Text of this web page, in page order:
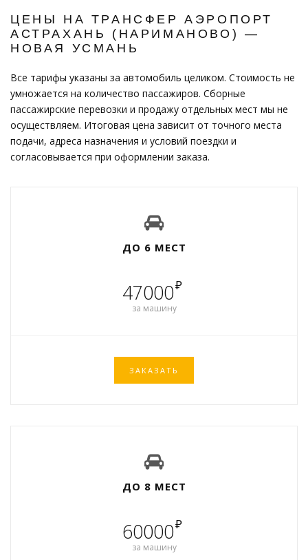
ЦЕНЫ НА ТРАНСФЕР АЭРОПОРТ
АСТРАХАНЬ (НАРИМАНОВО) —
НОВАЯ УСМАНЬ
Все тарифы указаны за автомобиль целиком. Стоимость не
умножается на количество пассажиров. Сборные
пассажирские перевозки и продажу отдельных мест мы не
осуществляем. Итоговая цена зависит от точного места
подачи, адреса назначения и условий поездки и
согласовывается при оформлении заказа.
ДО 6 МЕСТ
47000₽
за машину
ЗАКАЗАТЬ
ДО 8 МЕСТ
60000₽
за машину